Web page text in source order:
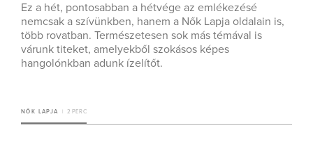
Ez a hét, pontosabban a hétvége az emlékezésé
nemcsak a szívünkben, hanem a Nők Lapja oldalain is,
több rovatban. Természetesen sok más témával is
várunk titeket, amelyekből szokásos képes
hangolónkban adunk ízelítőt.
NŐK LAPJA 2 PERC